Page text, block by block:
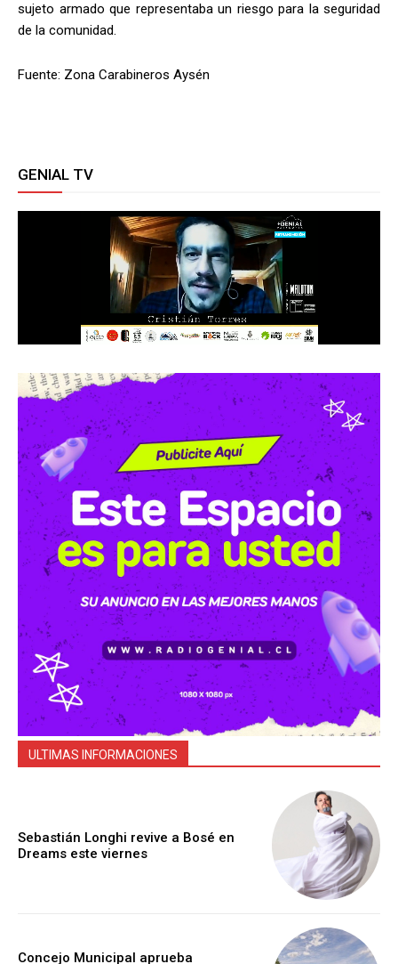
sujeto armado que representaba un riesgo para la seguridad
de la comunidad.
Fuente: Zona Carabineros Aysén
GENIAL TV
ULTIMAS INFORMACIONES
Sebastián Longhi revive a Bosé en
Dreams este viernes
Concejo Municipal aprueba